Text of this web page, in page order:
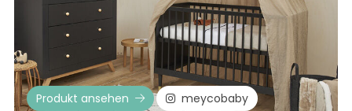
Produkt ansehen meycobaby